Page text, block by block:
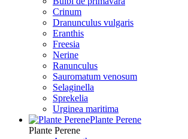
Crinum
Dranunculus vulgaris
Eranthis
Freesiа
Nerine
Ranunculus
Sauromatum venosum
Selaginella
Sprekelia
Urginea maritima
Plante Perene
Plante Perene